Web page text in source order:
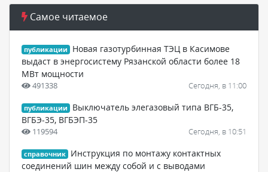
Самое читаемое
публикации
Новая газотурбинная ТЭЦ в Касимове
выдаст в энергосистему Рязанской области более 18
МВт мощности
491338 Сегодня, в 11:00
публикации
Выключатель элегазовый типа ВГБ-35,
ВГБЭ-35, ВГБЭП-35
119594 Сегодня, в 10:51
справочник
Инструкция по монтажу контактных
соединений шин между собой и с выводами